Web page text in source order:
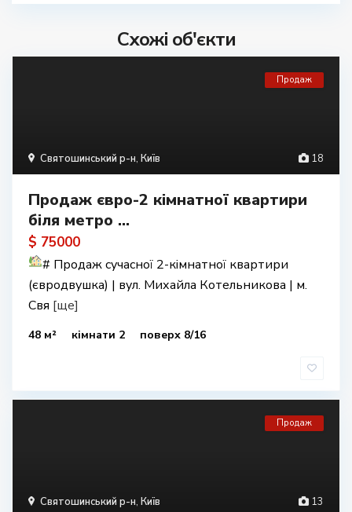
Схожі об'єкти
18
Святошинський р-н, Київ
Продаж
Продаж євро-2 кімнатної квартири
біля метро ...
$ 75000
# Продаж сучасної 2-кімнатної квартири
(євродвушка) | вул. Михайла Котельникова | м.
Свя [ще]
48 м² кімнати 2 поверх 8/16
13
Святошинський р-н, Київ
Продаж